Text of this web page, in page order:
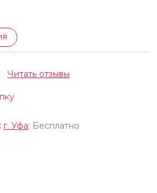
г. Уфа: Бесплатно
Читать отзывы